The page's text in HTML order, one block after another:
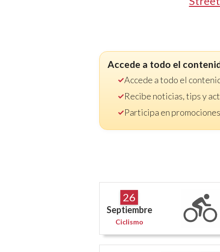
Accede a todo el
Accede a todo el
Recibe noticias, tips y
Participa en
26
Septiembre
Ciclismo